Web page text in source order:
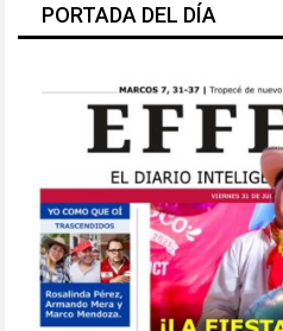
PORTADA DEL DÍA